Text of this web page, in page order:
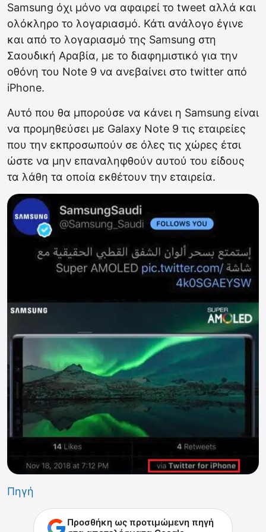
Samsung όχι μόνο να αφαιρεί το tweet αλλά και
ολόκληρο το λογαριασμό. Κάτι ανάλογο έγινε
και από το λογαριασμό της Samsung στη
Σαουδική Αραβία, με το διαφημιστικό για την
οθόνη του Note 9 να ανεβαίνει στο twitter από
iPhone.
Αυτό που θα μπορούσε να κάνει η Samsung είναι
να προμηθεύσει με Galaxy Note 9 τις εταιρείες
που την εκπροσωπούν σε όλες τις χώρες έτσι
ώστε να μην επαναληφθούν αυτού του είδους
τα λάθη τα οποία εκθέτουν την εταιρεία.
Πηγή
Προσθήκη ως προτιμώμενη πηγή